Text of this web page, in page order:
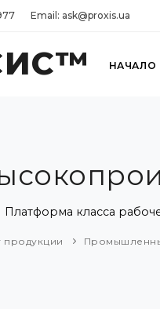
Email: ask@proxis.ua
НАЧАЛО
Платформа класса
продукции